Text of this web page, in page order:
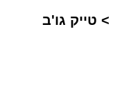
> טייק גו'ב